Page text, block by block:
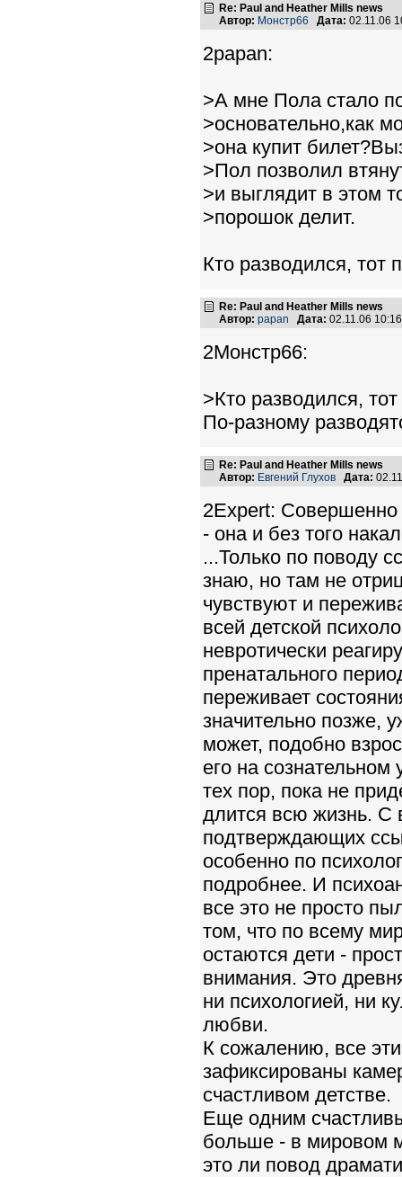
Re: Paul and Heather Mills news
Автор: Монстр66 Дата: 02.11.06
2papan:
>А мне Пола стало
>основательно,как
>она купит
>Пол позволил
>и выглядит в этом
>порошок делит.
Кто разводился, тот
Re: Paul and Heather Mills news
Автор: papan Дата: 02.11.06
2Монстр66:
>Кто разводился,
По-разному
Re: Paul and Heather Mills news
Автор: Евгений Глухов Дата:
2Expert: Совершенно
- она и без того
...Только по поводу
знаю, но там не
чувствуют и
всей детской
невротически
пренатального
переживает
значительно позже,
может, подобно
его на
тех пор, пока не
длится всю жизнь. С
подтверждающих
особенно по
подробнее. И
все это не просто
том, что по всему
остаются дети -
внимания. Это
ни психологией, ни
любви.
К сожалению, все
зафиксированы
счастливом детстве.
Еще одним
больше - в мировом
это ли повод